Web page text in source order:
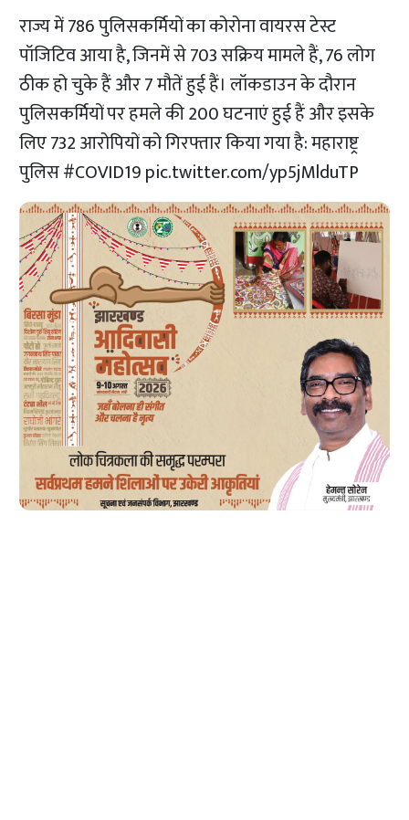
राज्य में 786 पुलिसकर्मियों का कोरोना वायरस टेस्ट
पॉजिटिव आया है, जिनमें से 703 सक्रिय मामले हैं, 76 लोग
ठीक हो चुके हैं और 7 मौतें हुई हैं। लॉकडाउन के दौरान
पुलिसकर्मियों पर हमले की 200 घटनाएं हुई हैं और इसके
लिए 732 आरोपियों को गिरफ्तार किया गया है: महाराष्ट्र
पुलिस#COVID19pic.twitter.com/yp5jMlduTP